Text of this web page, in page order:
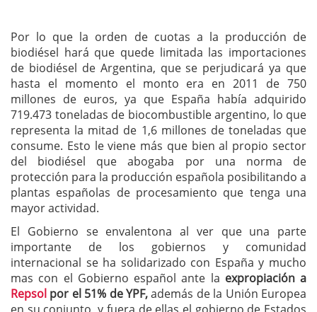
Por lo que la orden de cuotas a la producción de
biodiésel hará que quede limitada las importaciones
de biodiésel de Argentina, que se perjudicará ya que
hasta el momento el monto era en 2011 de 750
millones de euros, ya que España había adquirido
719.473 toneladas de biocombustible argentino, lo que
representa la mitad de 1,6 millones de toneladas que
consume. Esto le viene más que bien al propio sector
del biodiésel que abogaba por una norma de
protección para la producción española posibilitando a
plantas españolas de procesamiento que tenga una
mayor actividad.
El Gobierno se envalentona al ver que una parte
importante de los gobiernos y comunidad
internacional se ha solidarizado con España y mucho
mas con el Gobierno español ante la expropiación a
Repsol por el 51% de YPF,además de la Unión Europea